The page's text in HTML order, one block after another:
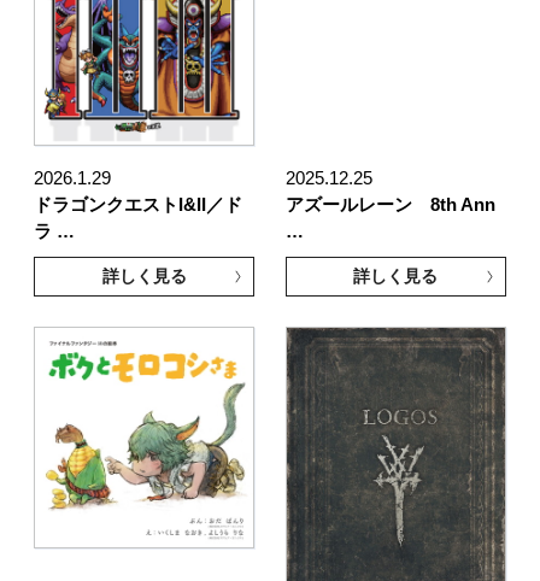
2026.1.29
ドラゴンクエストI&II／ド
ラ …
詳しく見る
2025.12.25
アズールレーン 8th Ann
…
詳しく見る